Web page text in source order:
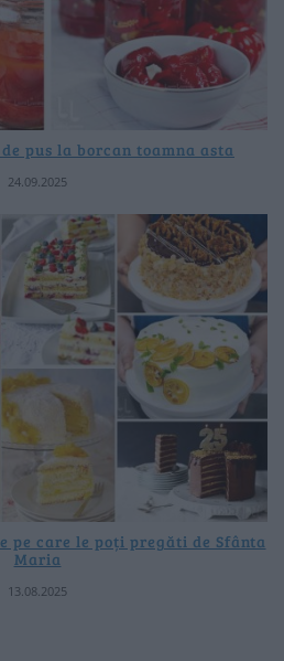
pus la borcan toamna asta
24.09.2025
pe care le poți pregăti de Sfânta
Maria
13.08.2025